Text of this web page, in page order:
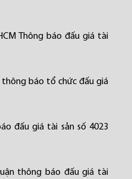
Thông báo đấu giá tài
thông báo tổ chức đấu giá
đấu giá tài sản số 4023
thông báo đấu giá tài